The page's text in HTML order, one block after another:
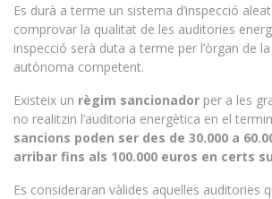
Es durà a terme un sistema d’inspecció
comprovar la qualitat de les auditories
inspecció serà duta a terme per l’òrgan de
autònoma competent.
Existeix un règim sancionador per a les
no realitzin l’auditoria energètica en el
sancions poden ser des de 30.000 a
arribar fins als 100.000 euros en certs
Es consideraran vàlides aquelles auditories